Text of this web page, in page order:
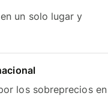
un solo lugar y
los sobreprecios en